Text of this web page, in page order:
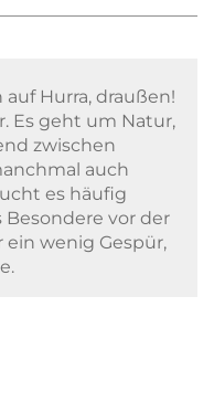
Hurra, draußen!
Es geht um Natur,
zwischen
auch
es häufig
vor der
wenig Gespür,